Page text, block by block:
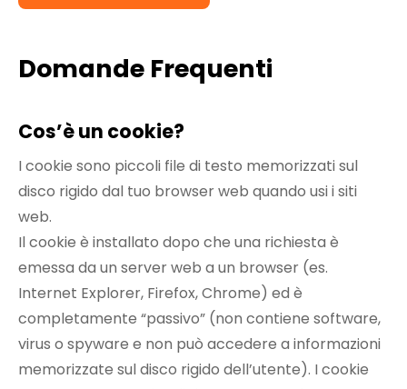
Domande Frequenti
Cos’è un cookie?
I cookie sono piccoli file di testo memorizzati sul
disco rigido dal tuo browser web quando usi i siti
web.
Il cookie è installato dopo che una richiesta è
emessa da un server web a un browser (es.
Internet Explorer, Firefox, Chrome) ed è
completamente “passivo” (non contiene software,
virus o spyware e non può accedere a informazioni
memorizzate sul disco rigido dell’utente). I cookie